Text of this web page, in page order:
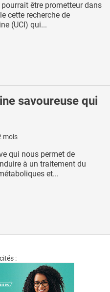
être prometteur dans
cette recherche de
(UCI) qui...
savoureuse qui
mois
qui nous permet de
à un traitement du
et...
: